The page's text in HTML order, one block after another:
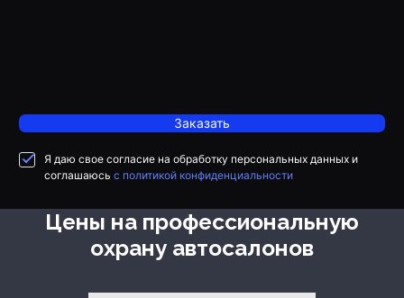
Заказать
Я даю свое согласие на обработку персональных данных и
соглашаюсь с политикой конфиденциальности
Цены на профессиональную
охрану автосалонов